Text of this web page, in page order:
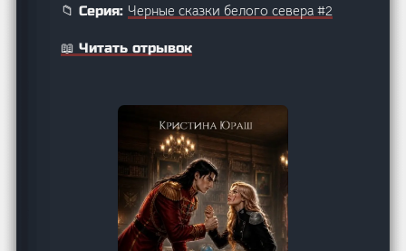
📁 Серия: Черные сказки белого севера #2
📖 Читать отрывок